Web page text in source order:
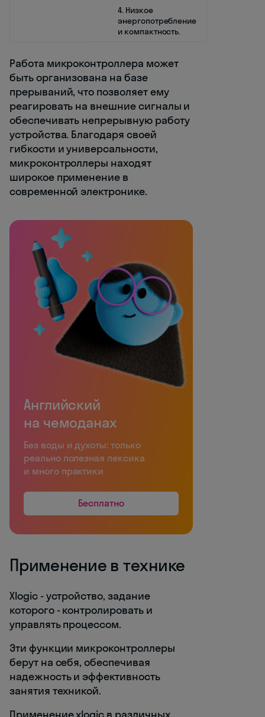
4. Низкое
энергопотребление
и компактность.
Работа микроконтроллера может
быть организована на базе
прерываний, что позволяет ему
реагировать на внешние сигналы и
обеспечивать непрерывную работу
устройства. Благодаря своей
гибкости и универсальности,
микроконтроллеры находят
широкое применение в
современной электронике.
Английский
на чемоданах
Без воды и духоты: только
реально полезная лексика
и много практики
Бесплатно
Применение в технике
Xlogic - устройство, задание
которого - контролировать и
управлять процессом.
Эти функции микроконтроллеры
берут на себя, обеспечивая
надежность и эффективность
занятия техникой.
Применение xlogic в различных